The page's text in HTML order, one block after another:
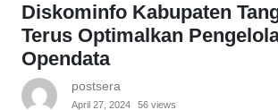
Diskominfo Kabupaten
Terus Optimalkan
Opendata
postsera
April 27, 2024 56 views